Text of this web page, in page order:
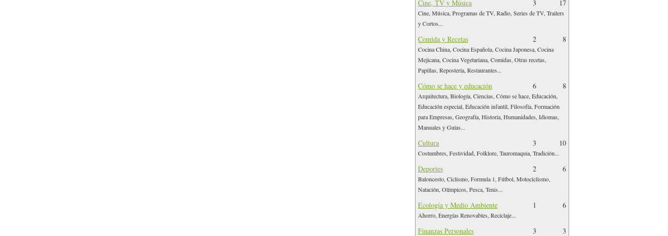
Cine, TV y Música 3 17
Cine, Música, Programas de TV, Radio, Series de TV, Trailers
y Cortos...
Comida y Recetas 2 8
Cocina China, Cocina Española, Cocina Japonesa, Cocina
Mejicana, Cocina Vegetariana, Comidas, Otras recetas,
Papillas, Repostería, Restaurantes...
Cómo se hace y educación 6 8
Arquitectura, Biología, Ciencias, Cómo se hace, Educación,
Educación especial, Educación infantil, Filosofía, Formación
para Empresas, Geografía, Historia, Humanidades, Idiomas,
Manuales y Guías...
Cultura 3 10
Costumbres, Festividad, Folklore, Tauromaquia, Tradición...
Deportes 2 6
Baloncesto, Ciclismo, Formula 1, Fútbol, Motociclismo,
Natación, Olímpicos, Pesca, Tenis...
Ecología y Medio Ambiente 1 6
Ahorro, Energías Renovables, Reciclaje...
Finanzas Personales 3 3